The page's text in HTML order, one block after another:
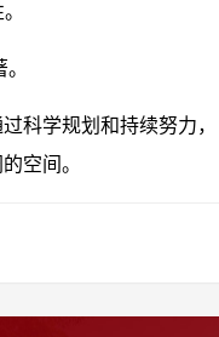
科学规划和持续努力，
空间。